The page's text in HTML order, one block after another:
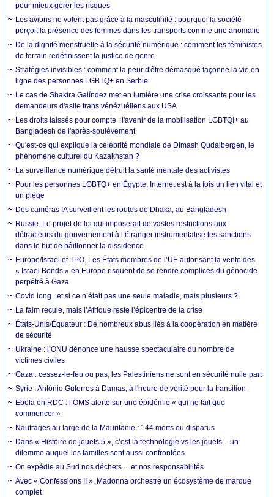
pour mieux gérer les risques
Les avions ne volent pas grâce à la masculinité : pourquoi la société
perçoit la présence des femmes dans les transports comme une anomalie
De la dignité menstruelle à la sécurité numérique : comment les féministes
de terrain redéfinissent la justice de genre
Stratégies invisibles : comment la peur d'être démasqué façonne la vie en
ligne des personnes LGBTQ+ en Serbie
Le cas de Shakira Galíndez met en lumière une crise croissante pour les
demandeurs d'asile trans vénézuéliens aux USA
Les droits laissés pour compte : l'avenir de la mobilisation LGBTQI+ au
Bangladesh de l'après-soulèvement
Qu'est-ce qui explique la célébrité mondiale de Dimash Qudaibergen, le
phénomène culturel du Kazakhstan ?
La surveillance numérique détruit la santé mentale des activistes
Pour les personnes LGBTQ+ en Égypte, Internet est à la fois un lien vital et
un piège
Des caméras IA surveillent les routes de Dhaka, au Bangladesh
Russie. Le projet de loi qui imposerait de vastes restrictions aux
détracteurs du gouvernement à l’étranger instrumentalise les sanctions
dans le but de bâillonner la dissidence
Europe/Israël et TPO. Les États membres de l’UE autorisant la vente des
« Israel Bonds » en Europe risquent de se rendre complices du génocide
perpétré à Gaza
Covid long : et si ce n’était pas une seule maladie, mais plusieurs ?
La faim recule, mais l’Afrique reste l’épicentre de la crise
États-Unis/Équateur : De nombreux abus liés à la coopération en matière
de sécurité
Ukraine : l’ONU dénonce une hausse spectaculaire du nombre de
victimes civiles
Gaza : cessez-le-feu ou pas, les Palestiniens ne sont en sécurité nulle part
Syrie : António Guterres à Damas, à l'heure de vérité pour la transition
Ebola en RDC : l’OMS alerte sur une épidémie « qui ne fait que
commencer »
Naufrages au large de la Mauritanie : 144 morts ou disparus
Dans « Histoire de jouets 5 », c’est la technologie vs les jouets – un
dilemme auquel les familles sont aussi confrontées
On expédie au Sud nos déchets… et nos responsabilités
Avec « Confessions II », Madonna orchestre un écosystème de marque
complet